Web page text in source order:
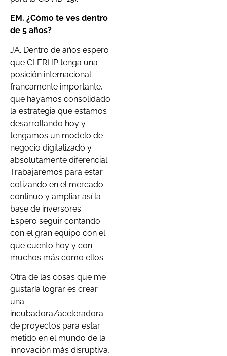
EM. ¿Cómo te ves dentro
de 5 años?
JA. Dentro de años espero
que CLERHP tenga una
posición internacional
francamente importante,
que hayamos consolidado
la estrategia que estamos
desarrollando hoy y
tengamos un modelo de
negocio digitalizado y
absolutamente diferencial.
Trabajaremos para estar
cotizando en el mercado
continuo y ampliar así la
base de inversores.
Espero seguir contando
con el gran equipo con el
que cuento hoy y con
muchos más como ellos.
Otra de las cosas que me
gustaría lograr es crear
una
incubadora/aceleradora
de proyectos para estar
metido en el mundo de la
innovación más disruptiva,